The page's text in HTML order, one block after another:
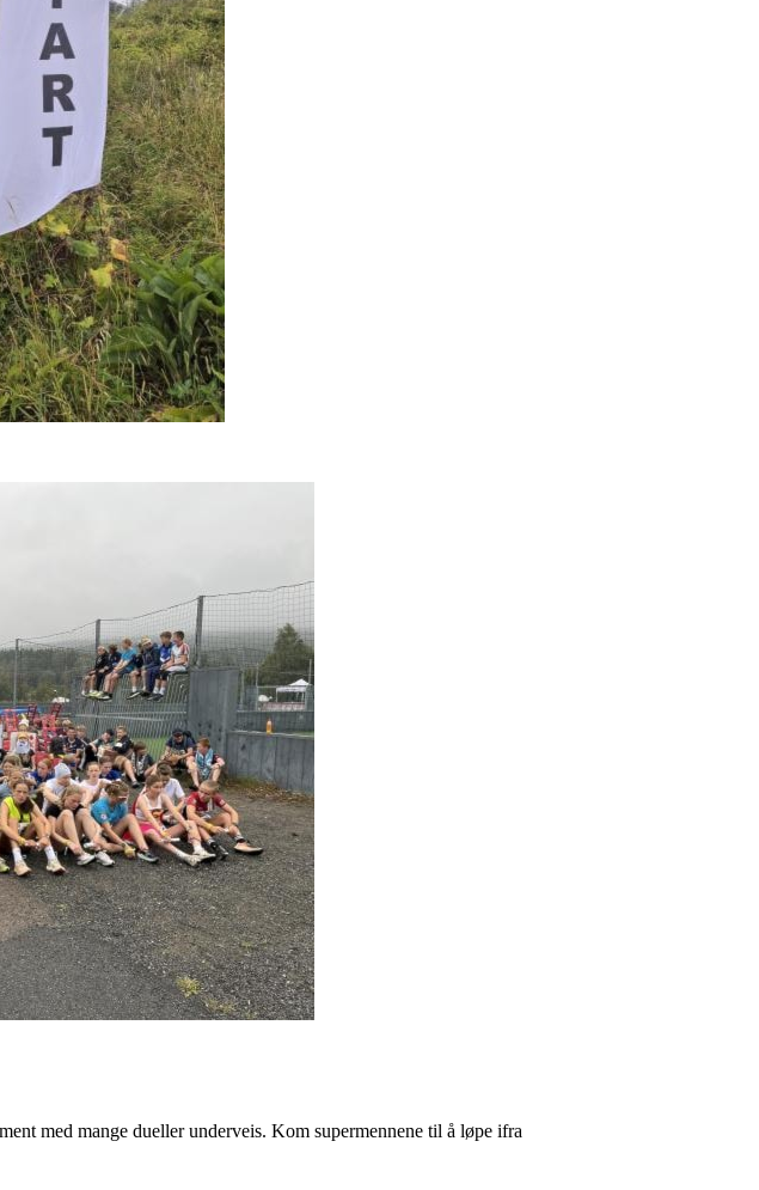
med mange dueller underveis. Kom supermennene til å løpe ifra